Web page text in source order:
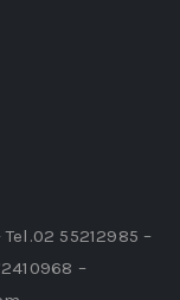
55212985 –
–